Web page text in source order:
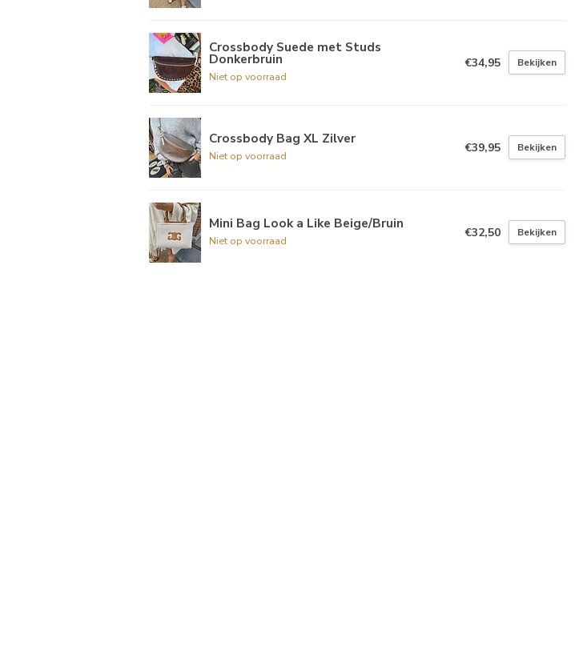
Crossbody Suede met Studs
Donkerbruin
Niet op voorraad
€34,95 Bekijken
Crossbody Bag XL Zilver
Niet op voorraad
€39,95 Bekijken
Mini Bag Look a Like Beige/Bruin
Niet op voorraad
€32,50 Bekijken